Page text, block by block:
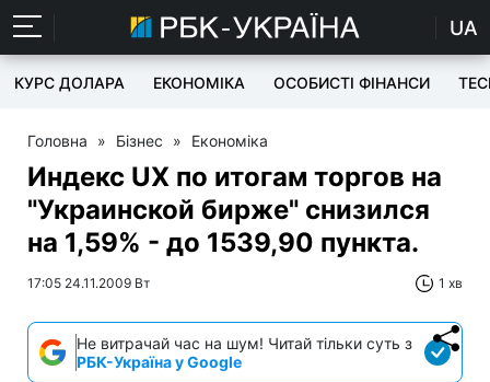
UA
КУРС ДОЛАРА ЕКОНОМІКА ОСОБИСТІ ФІНАНСИ
Головна » Бізнес » Економіка
Индекс UX по итогам торгов на
"Украинской бирже" снизился
на 1,59% - до 1539,90 пункта.
17:05 24.11.2009 Вт 1 хв
Не витрачай час на шум! Читай тільки суть з
РБК-Україна у Google